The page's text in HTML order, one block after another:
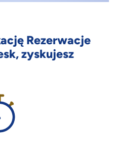
Rezerwacje
zyskujesz